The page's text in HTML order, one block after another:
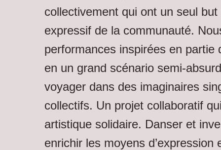
collectivement qui ont un seul but
expressif de la communauté.
performances inspirées en partie
en un grand scénario semi-
voyager dans des imaginaires
collectifs. Un projet collaboratif
artistique solidaire. Danser et
enrichir les moyens d’expression